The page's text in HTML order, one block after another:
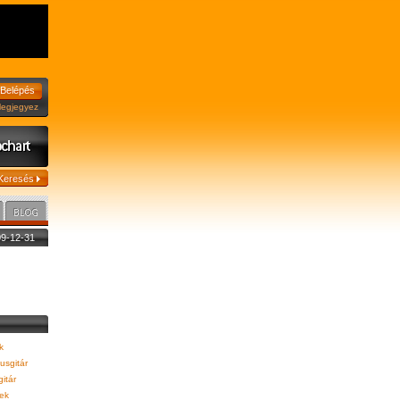
12-31